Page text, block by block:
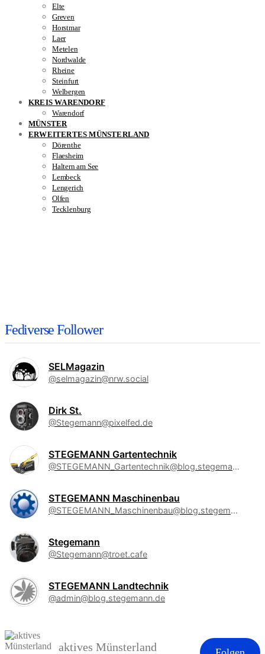
Elte
Greven
Horstmar
Laer
Metelen
Nordwalde
Rheine
Steinfurt
Welbergen
KREIS WARENDORF
Warendorf
MÜNSTER
ERWEITERTES MÜNSTERLAND
Dörenthe
Flaesheim
Haltern am See
Lembeck
Lengerich
Olfen
Tecklenburg
Fediverse Follower
SELMagazin
@selmagazin@nrw.social
Dirk St.
@Stegemann@pixelfed.de
STEGEMANN Gartentechnik
@STEGEMANN_Gartentechnik@blog.stegemann.de
STEGEMANN Maschinenbau
@STEGEMANN_Maschinenbau@blog.stegemann.de
Stegemann
@Stegemann@troet.cafe
STEGEMANN Landtechnik
@admin@blog.stegemann.de
aktives Münsterland